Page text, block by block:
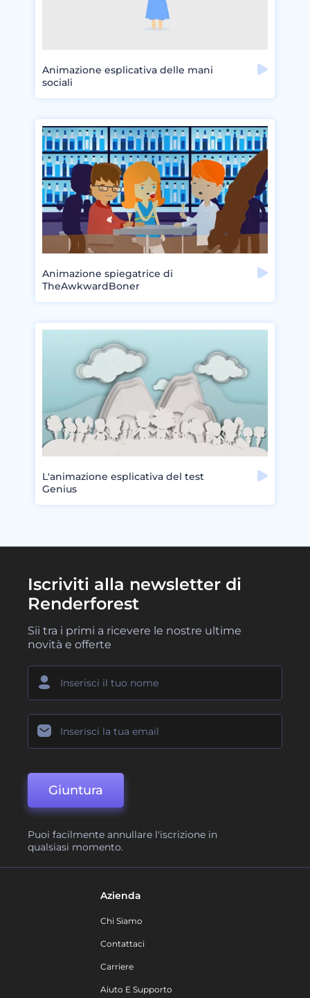
Animazione esplicativa delle mani
sociali
Animazione spiegatrice di
TheAwkwardBoner
L'animazione esplicativa del test
Genius
Iscriviti alla newsletter di
Renderforest
Sii tra i primi a ricevere le nostre ultime
novità e offerte
Giuntura
Puoi facilmente annullare l'iscrizione in
qualsiasi momento.
Azienda
Chi Siamo
Contattaci
Carriere
Aiuto E Supporto